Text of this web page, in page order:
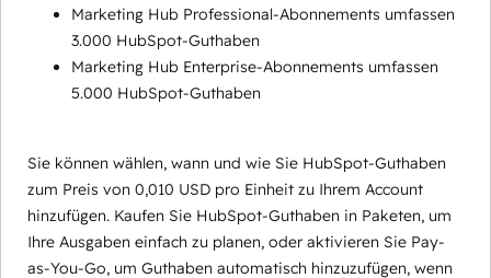
Marketing Hub Professional-Abonnements umfassen
3.000 HubSpot-Guthaben
Marketing Hub Enterprise-Abonnements umfassen
5.000 HubSpot-Guthaben
Sie können wählen, wann und wie Sie HubSpot-Guthaben
zum Preis von 0,010 USD pro Einheit zu Ihrem Account
hinzufügen. Kaufen Sie HubSpot-Guthaben in Paketen, um
Ihre Ausgaben einfach zu planen, oder aktivieren Sie Pay-
as-You-Go, um Guthaben automatisch hinzuzufügen, wenn